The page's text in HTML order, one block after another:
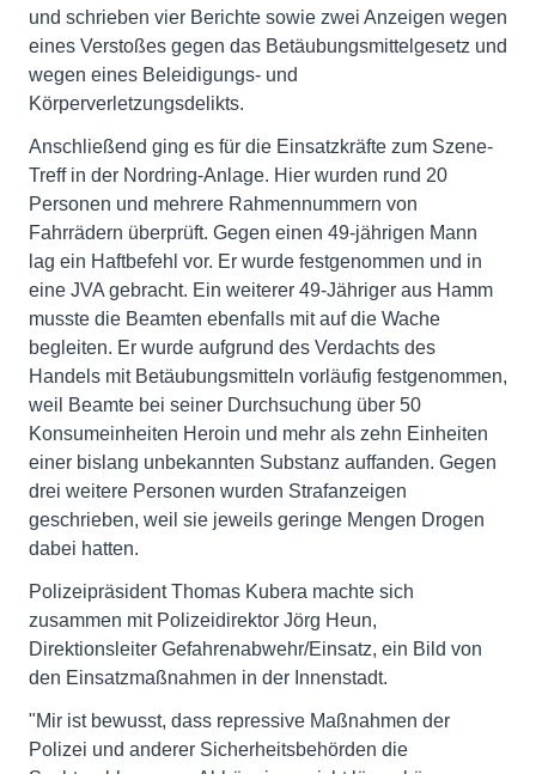
und schrieben vier Berichte sowie zwei Anzeigen wegen
eines Verstoßes gegen das Betäubungsmittelgesetz und
wegen eines Beleidigungs- und
Körperverletzungsdelikts.
Anschließend ging es für die Einsatzkräfte zum Szene-
Treff in der Nordring-Anlage. Hier wurden rund 20
Personen und mehrere Rahmennummern von
Fahrrädern überprüft. Gegen einen 49-jährigen Mann
lag ein Haftbefehl vor. Er wurde festgenommen und in
eine JVA gebracht. Ein weiterer 49-Jähriger aus Hamm
musste die Beamten ebenfalls mit auf die Wache
begleiten. Er wurde aufgrund des Verdachts des
Handels mit Betäubungsmitteln vorläufig festgenommen,
weil Beamte bei seiner Durchsuchung über 50
Konsumeinheiten Heroin und mehr als zehn Einheiten
einer bislang unbekannten Substanz auffanden. Gegen
drei weitere Personen wurden Strafanzeigen
geschrieben, weil sie jeweils geringe Mengen Drogen
dabei hatten.
Polizeipräsident Thomas Kubera machte sich
zusammen mit Polizeidirektor Jörg Heun,
Direktionsleiter Gefahrenabwehr/Einsatz, ein Bild von
den Einsatzmaßnahmen in der Innenstadt.
"Mir ist bewusst, dass repressive Maßnahmen der
Polizei und anderer Sicherheitsbehörden die